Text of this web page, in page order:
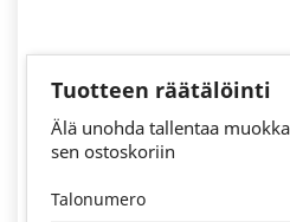
Tuotteen räätälöinti
Älä unohda tallentaa
sen ostoskoriin
Talonumero